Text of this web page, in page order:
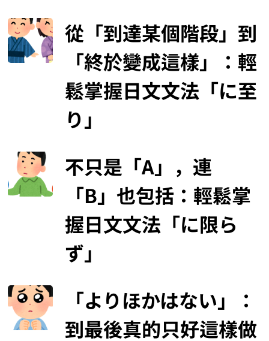
從「到達某個階段」到
「終於變成這樣」：輕
鬆掌握日文文法「に至
り」
不只是「A」，連
「B」也包括：輕鬆掌
握日文文法「に限ら
ず」
「よりほかはない」：
到最後真的只好這樣做